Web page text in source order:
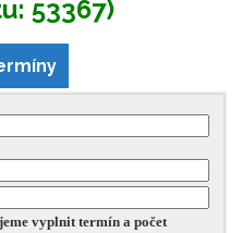
53367)